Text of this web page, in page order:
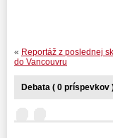
« Reportáž z poslednej
do Vancouvru
Debata ( 0 príspevkov